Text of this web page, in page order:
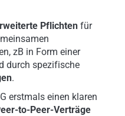
Pflichten für
zB in Form einer
durch spezifische
.
erstmals einen klaren
to-Peer-Verträge